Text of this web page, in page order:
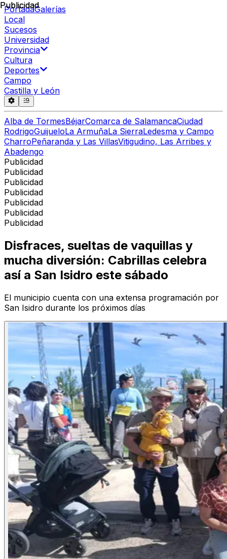
PortadaGalerías
Local
Sucesos
Universidad
Provincia
Cultura
Deportes
Campo
Castilla y León
Alba de TormesBéjarComarca de SalamancaCiudad
RodrigoGuijueloLa ArmuñaLa SierraLedesma y Campo
CharroPeñaranda y Las VillasVitigudino, Las Arribes y
Abadengo
Publicidad
Publicidad
Publicidad
Publicidad
Publicidad
Publicidad
Publicidad
Publicidad
Disfraces, sueltas de vaquillas y
mucha diversión: Cabrillas celebra
así a San Isidro este sábado
El municipio cuenta con una extensa programación por
San Isidro durante los próximos días
Publicidad